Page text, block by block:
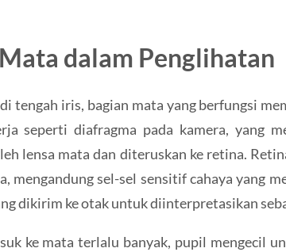
dalam Penglihatan
tengah iris, bagian mata yang berfungsi
seperti diafragma pada kamera, yang
lensa mata dan diteruskan ke retina.
mengandung sel-sel sensitif cahaya yang
dikirim ke otak untuk diinterpretasikan
ke mata terlalu banyak, pupil mengecil